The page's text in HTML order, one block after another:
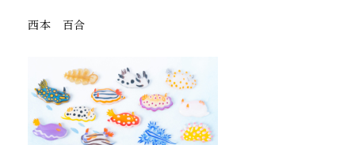
西本 百合